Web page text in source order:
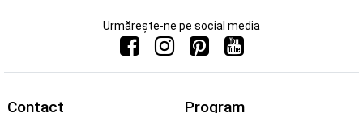
Urmărește-ne pe social media
Contact Program